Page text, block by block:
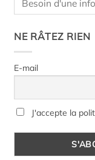
NE RÂTEZ RIEN
E-mail
J'accepte la